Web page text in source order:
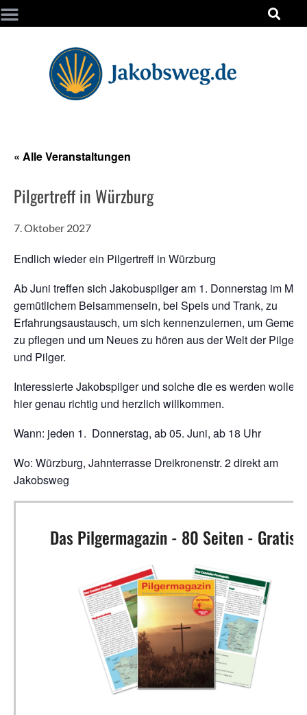
« Alle Veranstaltungen
Pilgertreff in Würzburg
7. Oktober 2027
Endlich wieder ein Pilgertreff in Würzburg
Ab Juni treffen sich Jakobuspilger am 1. Donnerstag im
gemütlichem Beisammensein, bei Speis und Trank, zu
Erfahrungsaustausch, um sich kennenzulernen, um
zu pflegen und um Neues zu hören aus der Welt der
und Pilger.
Interessierte Jakobspilger und solche die es werden wollen,
hier genau richtig und herzlich willkommen.
Wann: jeden 1. Donnerstag, ab 05. Juni, ab 18 Uhr
Wo: Würzburg, Jahnterrasse Dreikronenstr. 2 direkt am
Jakobsweg
Das Pilgermagazin - 80 Seiten - Gratis!